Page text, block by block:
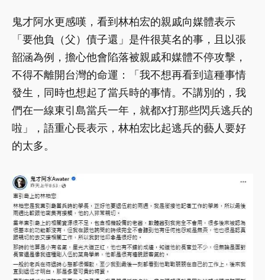
鬼才阿水更感嘆，看到林柏宏的親戚向媒體表示
「要他負（父）債子還」是件很莫名的事，且以張
韶涵為例，擔心他會陷落被親戚和媒體不停攻擊，
不得不離開台灣的命運：「我不想再看到這種事情
發生，同時也想起了當兵時的事情。不講別的，我
們在一線東引島當兵一年，就都X打那些閃兵逃兵的
啦」，語重心長表示，林柏宏比起逃兵的藝人要好
的太多。